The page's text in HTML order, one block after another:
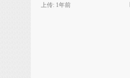
上传: 1年前